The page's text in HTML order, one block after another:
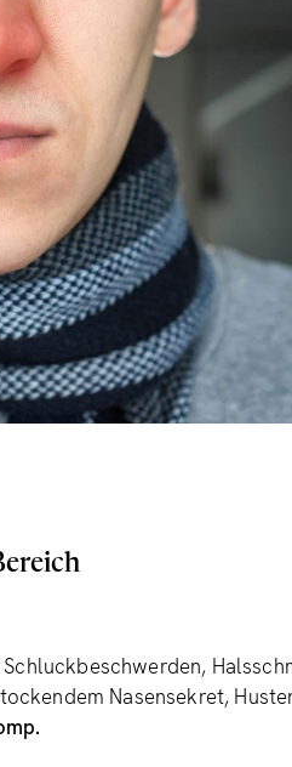
Nasensekret,